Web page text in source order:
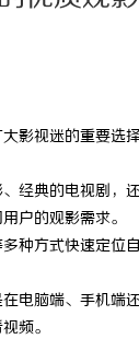
影视迷的重要选择
经典的电视剧，
户的观影需求。
种方式快速定位
电脑端、手机端
频。